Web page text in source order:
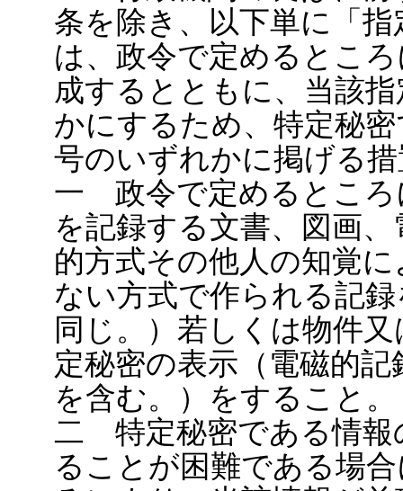
条を除き、以下単に「
は、政令で定めるとこ
成するとともに、当該
かにするため、特定秘
号のいずれかに掲げる
一 政令で定めるところ
を記録する文書、図画
的方式その他人の知覚
ない方式で作られる記
同じ。）若しくは物件
定秘密の表示（電磁的
を含む。）をすること。
二 特定秘密である情報
ることが困難である場